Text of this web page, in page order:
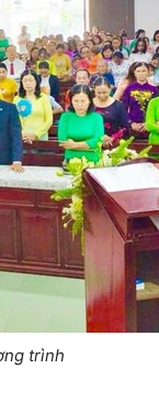
trình